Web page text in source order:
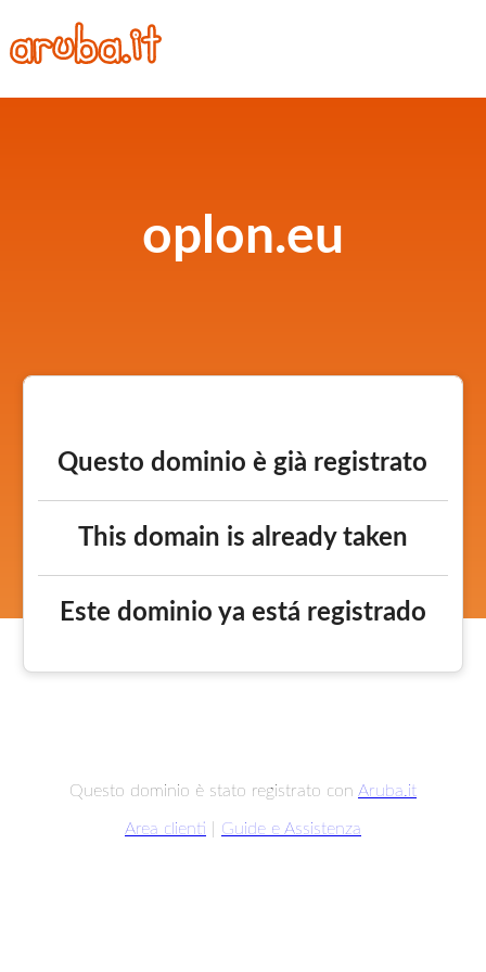
oplon.eu
Questo dominio è già registrato
This domain is already taken
Este dominio ya está registrado
Questo dominio è stato registrato con Aruba.it
Area clienti Guide e Assistenza